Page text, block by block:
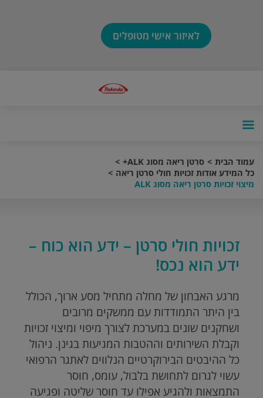
לאיזור אישי מטופלים
עמוד הבית
סרטן ריאה מסוג ALK+
כל המידע אודות זכויות חולי סרטן ריאה
מיצוי זכויות סרטן ריאה מסוג ALK
זכויות חולי סרטן – ידע הוא כוח –
ידע הוא נכס!
מרגע האבחון של מחלה מתחיל מסע ארוך, הכולל
בין היתר התמודדות עם ממשקים מרובים
ושחקנים שונים במערכת לצורך מיפוי ומיצוי זכויות
וקבלת השירותים וההטבות המגיעות בגינן. ניהול
כל ההיבטים הבירוקרטיים הנלווים לאתגר הרפואי
עשוי לגרום לתחושת בלבול, עומס, חוסר
התמצאות ולהגיע אפילו עד חוסר שליטה ופגיעה